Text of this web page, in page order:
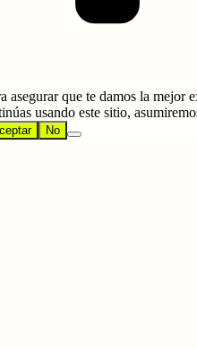
asegurar que te damos la mejor
usando este sitio,
No